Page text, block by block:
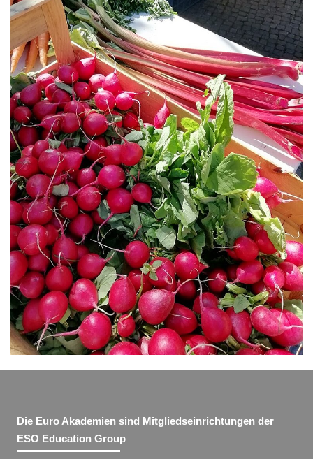
Die Euro Akademien sind Mitgliedseinrichtungen der
ESO Education Group